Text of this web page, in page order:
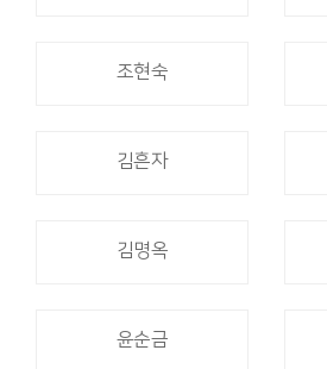
조현숙
김흔자
김명옥
윤순금